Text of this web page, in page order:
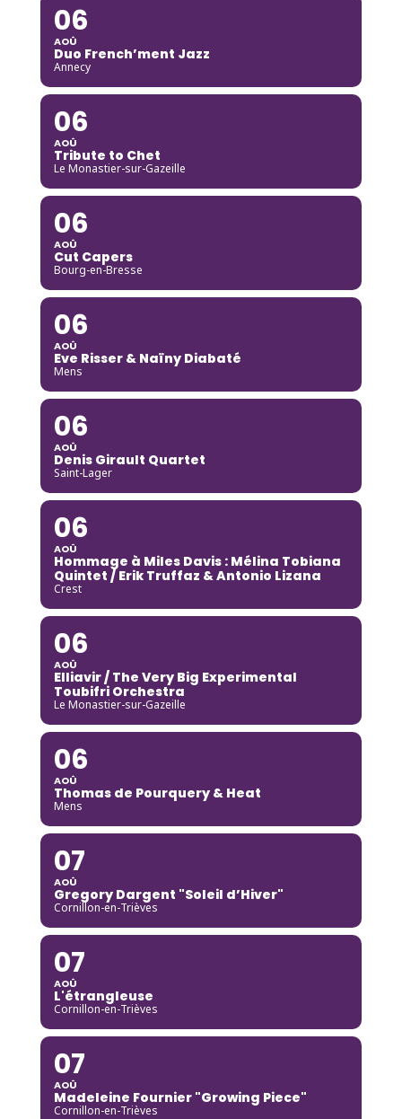
06
AOÛ
Duo French’ment Jazz
Annecy
06
AOÛ
Tribute to Chet
Le Monastier-sur-Gazeille
06
AOÛ
Cut Capers
Bourg-en-Bresse
06
AOÛ
Eve Risser & Naïny Diabaté
Mens
06
AOÛ
Denis Girault Quartet
Saint-Lager
06
AOÛ
Hommage à Miles Davis : Mélina Tobiana
Quintet / Erik Truffaz & Antonio Lizana
Crest
06
AOÛ
Elliavir / The Very Big Experimental
Toubifri Orchestra
Le Monastier-sur-Gazeille
06
AOÛ
Thomas de Pourquery & Heat
Mens
07
AOÛ
Gregory Dargent "Soleil d’Hiver"
Cornillon-en-Trièves
07
AOÛ
L'étrangleuse
Cornillon-en-Trièves
07
AOÛ
Madeleine Fournier "Growing Piece"
Cornillon-en-Trièves